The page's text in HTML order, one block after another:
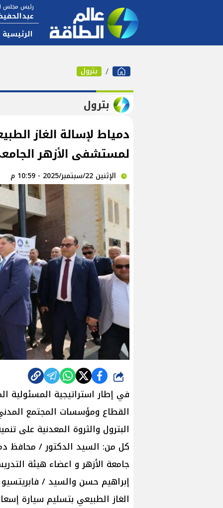
رئيس مجلس
الرئيسية
بترول
بترول
دمياط لإسالة الغاز
لمستشفى الأزهر
الإثنين 22/سبتمبر/2025 - 10:59 م
شارك
في إطار استراتيجية المسئولية
القطاع ومؤسسات المجتمع
البترول والثروة المعدنية على
كل من: السيد الدكتور / محافظ
جامعة الأزهر و اعضاء هيئة
إبراهيم حسن والسيد /
الغاز الطبيعي بتسليم سيارة